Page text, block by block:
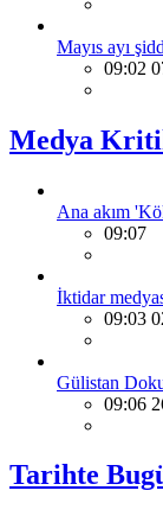
Mayıs ayı
09:02
Medya
Ana akım
09:07
İktidar
09:03
Gülistan
09:06
Tarihte